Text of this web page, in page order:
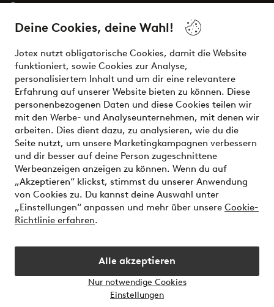
Deine Cookies, deine Wahl!
Jotex nutzt obligatorische Cookies, damit die Website
funktioniert, sowie Cookies zur Analyse,
personalisiertem Inhalt und um dir eine relevantere
Erfahrung auf unserer Website bieten zu können. Diese
personenbezogenen Daten und diese Cookies teilen wir
mit den Werbe- und Analyseunternehmen, mit denen wir
arbeiten. Dies dient dazu, zu analysieren, wie du die
Seite nutzt, um unsere Marketingkampagnen verbessern
und dir besser auf deine Person zugeschnittene
Werbeanzeigen anzeigen zu können. Wenn du auf
„Akzeptieren“ klickst, stimmst du unserer Anwendung
von Cookies zu. Du kannst deine Auswahl unter
„Einstellungen“ anpassen und mehr über unsere Cookie-
Richtlinie erfahren.
Alle akzeptieren
Nur notwendige Cookies
Einstellungen
Bedingungen
Sichere Zahlungen - Jetzt bezahlen oder aufteilen
Möchtest du mehr über unsere
Zahlungsmöglichkeitenerfahren?